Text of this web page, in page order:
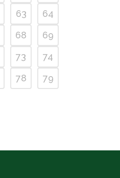
63
64
68
69
73
74
78 79